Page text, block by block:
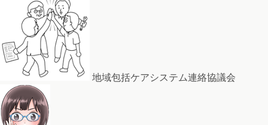
地域包括ケアシステム連絡協議会